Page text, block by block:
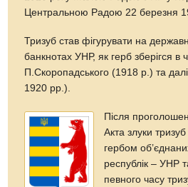
Центральною Радою 22 березня
Тризуб став фігурувати на
банкнотах УНР, як герб зберігся в
П.Скоропадського (1918 р.) та
1920 рр.).
Після
Акта злуки
гербом
республік – УНР
певного часу